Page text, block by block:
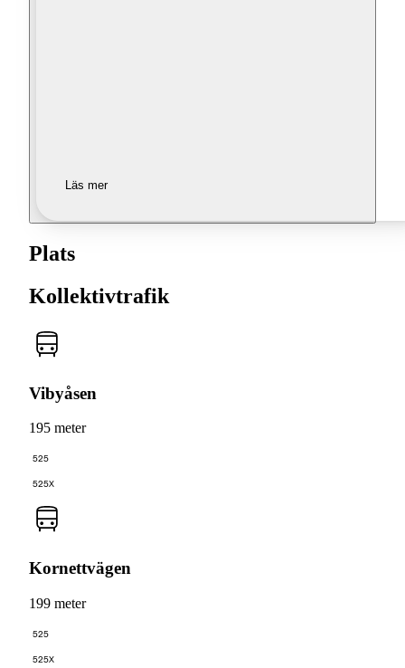
Läs mer
Plats
Kollektivtrafik
Vibyåsen
195 meter
525
525X
Kornettvägen
199 meter
525
525X